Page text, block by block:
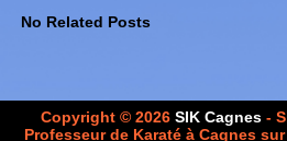
No Related Posts
Copyright © 2026 SIK Cagnes-
Professeur de Karaté à Cagnes